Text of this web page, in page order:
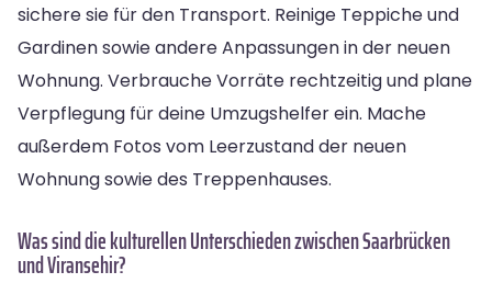
sichere sie für den Transport. Reinige Teppiche und
Gardinen sowie andere Anpassungen in der neuen
Wohnung. Verbrauche Vorräte rechtzeitig und plane
Verpflegung für deine Umzugshelfer ein. Mache
außerdem Fotos vom Leerzustand der neuen
Wohnung sowie des Treppenhauses.
Was sind die kulturellen Unterschieden zwischen Saarbrücken
und Viransehir?